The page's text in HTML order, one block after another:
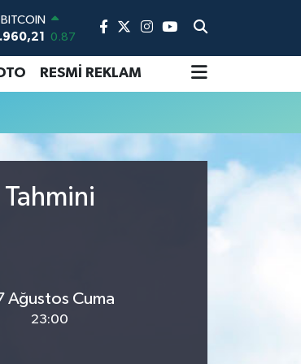
BITCOIN
0.87
DOLAR
0.18
ALTIN
BİST100
13.779 -14
DTO RESMİ REKLAM
Ağustos Cuma
23:00